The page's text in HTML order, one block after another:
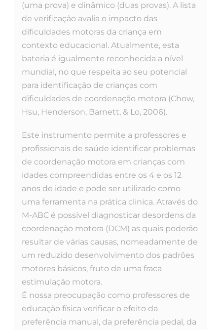
(uma prova) e dinâmico (duas provas). A lista
de verificação avalia o impacto das
dificuldades motoras da criança em
contexto educacional. Atualmente, esta
bateria é igualmente reconhecida a nível
mundial, no que respeita ao seu potencial
para identificação de crianças com
dificuldades de coordenação motora (Chow,
Hsu, Henderson, Barnett, & Lo, 2006).
Este instrumento permite a professores e
profissionais de saúde identificar problemas
de coordenação motora em crianças com
idades compreendidas entre os 4 e os 12
anos de idade e pode ser utilizado como
uma ferramenta na prática clinica. Através do
M-ABC é possível diagnosticar desordens da
coordenação motora (DCM) as quais poderão
resultar de várias causas, nomeadamente de
um reduzido desenvolvimento dos padrões
motores básicos, fruto de uma fraca
estimulação motora.
É nossa preocupação como professores de
educação física verificar o efeito da
preferência manual, da preferência pedal, da